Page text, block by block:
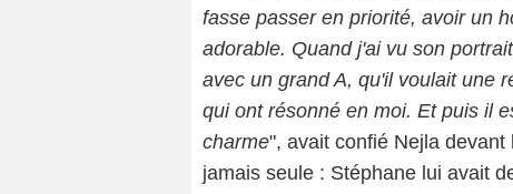
fasse passer en priorité, avoir un
adorable. Quand j'ai vu son
avec un grand A, qu'il voulait une
qui ont résonné en moi. Et puis il
charme", avait confié Nejla
jamais seule : Stéphane lui avait